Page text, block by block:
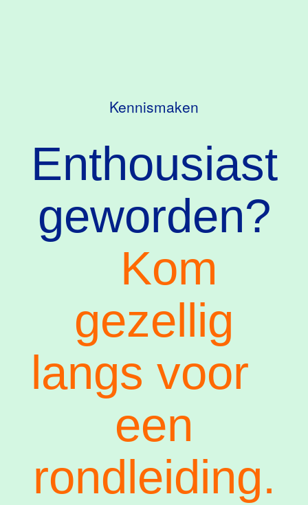
Kennismaken
Enthousiast
geworden?
Kom
gezellig
langs voor
een
rondleiding.